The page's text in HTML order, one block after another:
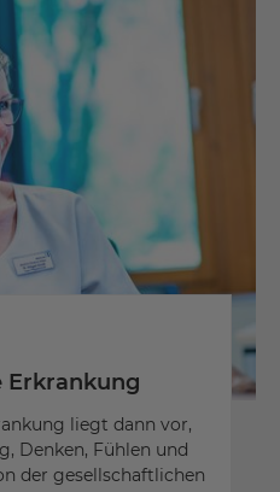
Erkrankung
liegt dann vor,
Denken, Fühlen und
der gesellschaftlichen